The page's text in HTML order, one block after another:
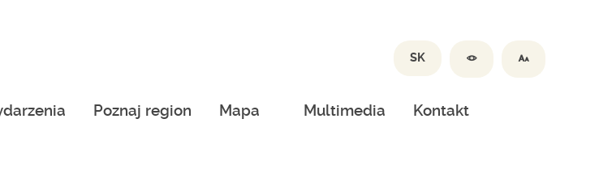
SK
Poznaj region Mapa Multimedia Kontakt